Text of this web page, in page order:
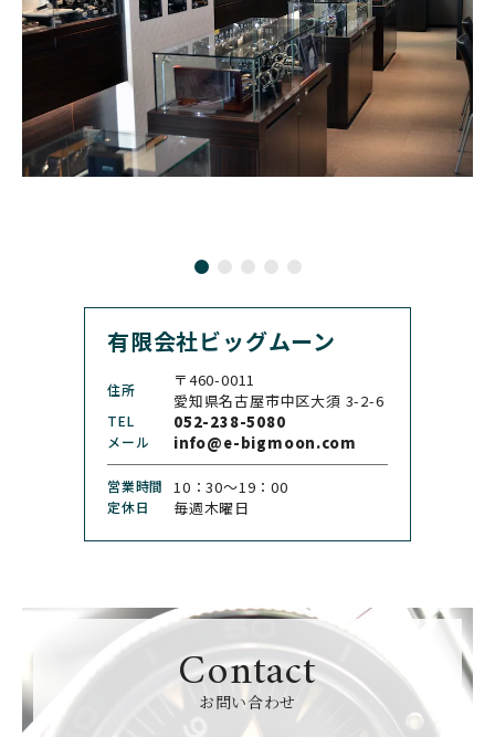
ALAIN SILBERSTEIN
アラン・シルベスタイン
CITIZEN
シチズン
BREITLING
ブライトリング
BRUNO SOHNLE Glash
utte
ブルーノ・ゾンレー・ グ
ラスヒュッテ
BULOVA
ブローバ
BVLGARI
ブルガリ
CHANEL
シャネル
CHOPARD
ショパール
CHRISTOPHER WARD
クリストファー・ウォー
CHRONO TOKYO
CHRONOSWISS
クロノスイス
CUERVOY SOBRINOS CVSTOS
CYRUS CZAPEK
チャペック
D. DORNBLÜTH&SOH
N
D.ドルンブルート＆ゾー
DAMASKO
有限会社ビッグムーン
住所
〒460-0011
愛知県名古屋市中区大須 3-2-6
TEL 052-238-5080
メール info@e-bigmoon.com
営業時間 10：30〜19：00
定休日 毎週木曜日
Contact
お問い合わせ